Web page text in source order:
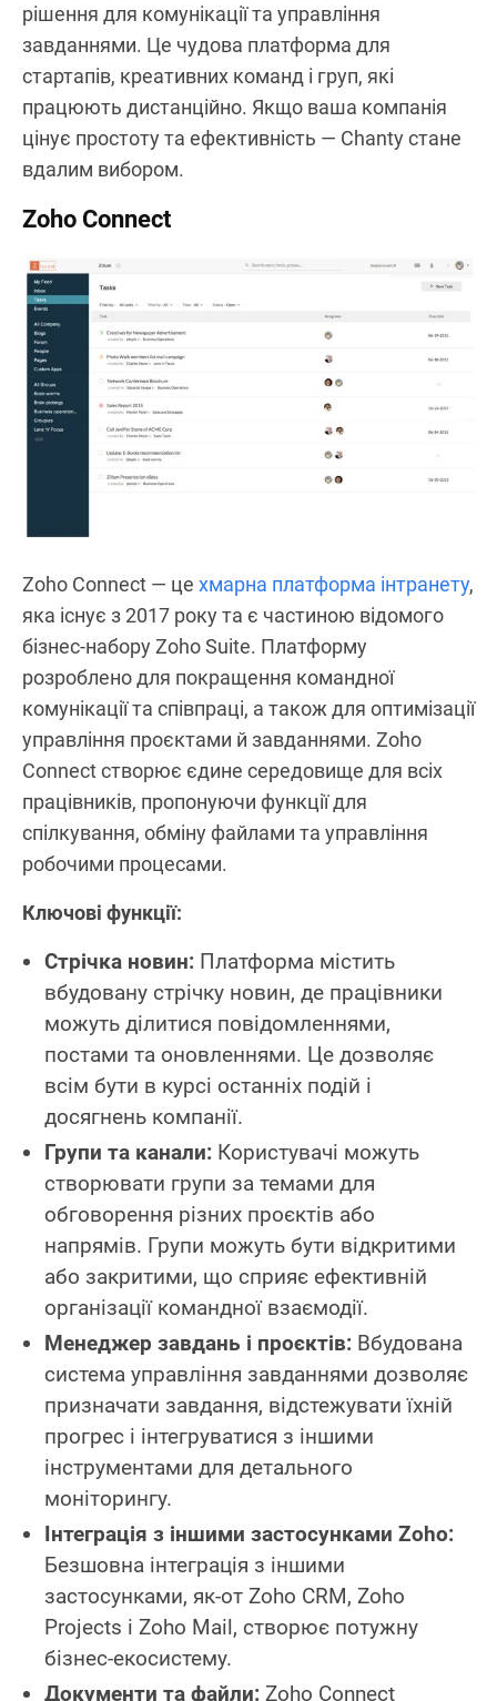
рішення для комунікації та управління
завданнями. Це чудова платформа для
стартапів, креативних команд і груп, які
працюють дистанційно. Якщо ваша компанія
цінує простоту та ефективність — Chanty стане
вдалим вибором.
Zoho Connect
Zoho Connect — це хмарна платформа інтранету,
яка існує з 2017 року та є частиною відомого
бізнес-набору Zoho Suite. Платформу
розроблено для покращення командної
комунікації та співпраці, а також для оптимізації
управління проєктами й завданнями. Zoho
Connect створює єдине середовище для всіх
працівників, пропонуючи функції для
спілкування, обміну файлами та управління
робочими процесами.
Ключові функції:
Стрічка новин: Платформа містить
вбудовану стрічку новин, де працівники
можуть ділитися повідомленнями,
постами та оновленнями. Це дозволяє
всім бути в курсі останніх подій і
досягнень компанії.
Групи та канали: Користувачі можуть
створювати групи за темами для
обговорення різних проєктів або
напрямів. Групи можуть бути відкритими
або закритими, що сприяє ефективній
організації командної взаємодії.
Менеджер завдань і проєктів: Вбудована
система управління завданнями дозволяє
призначати завдання, відстежувати їхній
прогрес і інтегруватися з іншими
інструментами для детального
моніторингу.
Інтеграція з іншими застосунками Zoho:
Безшовна інтеграція з іншими
застосунками, як-от Zoho CRM, Zoho
Projects і Zoho Mail, створює потужну
бізнес-екосистему.
Документи та файли: Zoho Connect